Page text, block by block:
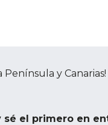
Península y Canarias!
el primero en